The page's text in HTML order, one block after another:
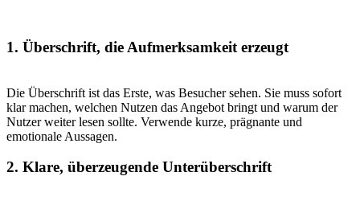
1. Überschrift, die Aufmerksamkeit erzeugt
Die Überschrift ist das Erste, was Besucher sehen. Sie muss sofort
klar machen, welchen Nutzen das Angebot bringt und warum der
Nutzer weiter lesen sollte. Verwende kurze, prägnante und
emotionale Aussagen.
2. Klare, überzeugende Unterüberschrift